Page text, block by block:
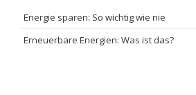
Energie sparen: So wichtig wie nie
Erneuerbare Energien: Was ist das?